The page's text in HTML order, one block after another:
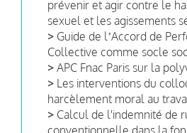
prévenir et agir contre le
sexuel et les agissements
> Guide de lʼAccord de
Collective comme socle
> APC Fnac Paris sur la
> Les interventions du
harcèlement moral au
> Calcul de l'indemnité de
conventionnelle dans la